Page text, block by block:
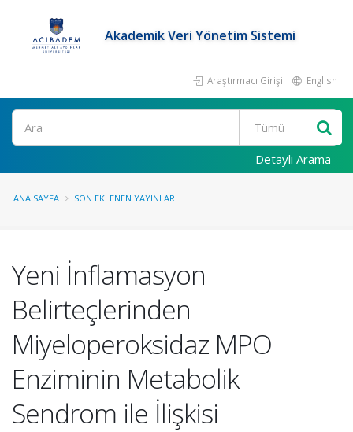
Akademik Veri Yönetim Sistemi
Araştırmacı Girişi English
Ara
Detaylı Arama
ANA SAYFA SON EKLENEN YAYINLAR
Yeni İnflamasyon
Belirteçlerinden
Miyeloperoksidaz MPO
Enziminin Metabolik
Sendrom ile İlişkisi